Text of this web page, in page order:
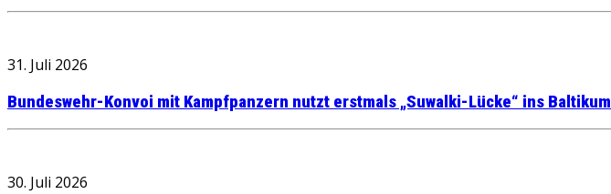
31. Juli 2026
Bundeswehr-Konvoi mit Kampfpanzern nutzt erstmals „Suwalki-Lücke“ ins Baltikum
30. Juli 2026